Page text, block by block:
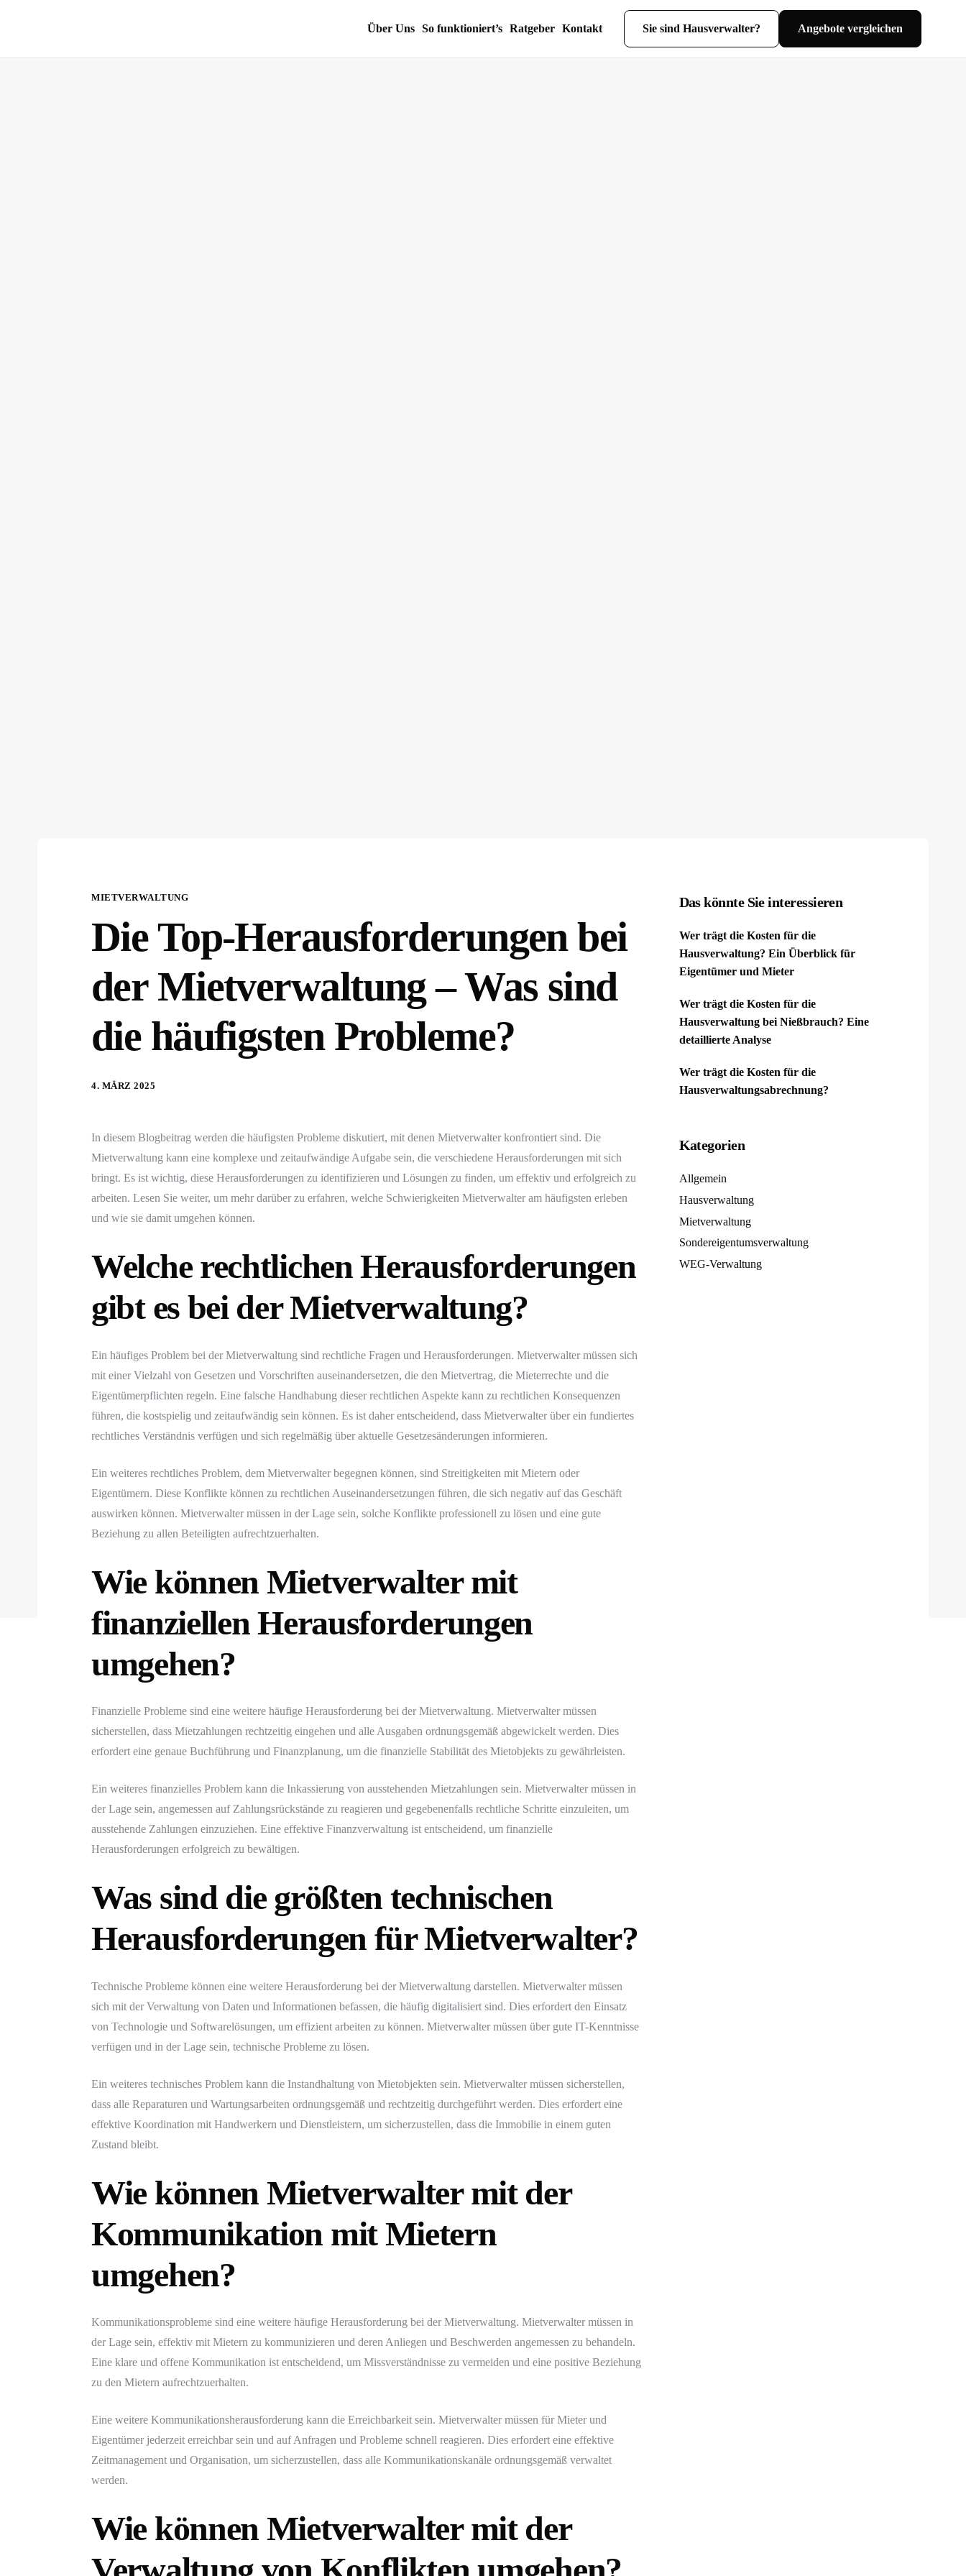
Über Uns So funktioniert’s Ratgeber Kontakt Sie sind Hausverwalter? Angebote vergleichen
MIETVERWALTUNG
Die Top-Herausforderungen bei
der Mietverwaltung – Was sind
die häufigsten Probleme?
4. MÄRZ 2025
In diesem Blogbeitrag werden die häufigsten Probleme diskutiert, mit denen Mietverwalter konfrontiert sind. Die
Mietverwaltung kann eine komplexe und zeitaufwändige Aufgabe sein, die verschiedene Herausforderungen mit sich
bringt. Es ist wichtig, diese Herausforderungen zu identifizieren und Lösungen zu finden, um effektiv und erfolgreich zu
arbeiten. Lesen Sie weiter, um mehr darüber zu erfahren, welche Schwierigkeiten Mietverwalter am häufigsten erleben
und wie sie damit umgehen können.
Welche rechtlichen Herausforderungen
gibt es bei der Mietverwaltung?
Ein häufiges Problem bei der Mietverwaltung sind rechtliche Fragen und Herausforderungen. Mietverwalter müssen sich
mit einer Vielzahl von Gesetzen und Vorschriften auseinandersetzen, die den Mietvertrag, die Mieterrechte und die
Eigentümerpflichten regeln. Eine falsche Handhabung dieser rechtlichen Aspekte kann zu rechtlichen Konsequenzen
führen, die kostspielig und zeitaufwändig sein können. Es ist daher entscheidend, dass Mietverwalter über ein fundiertes
rechtliches Verständnis verfügen und sich regelmäßig über aktuelle Gesetzesänderungen informieren.
Ein weiteres rechtliches Problem, dem Mietverwalter begegnen können, sind Streitigkeiten mit Mietern oder
Eigentümern. Diese Konflikte können zu rechtlichen Auseinandersetzungen führen, die sich negativ auf das Geschäft
auswirken können. Mietverwalter müssen in der Lage sein, solche Konflikte professionell zu lösen und eine gute
Beziehung zu allen Beteiligten aufrechtzuerhalten.
Wie können Mietverwalter mit
finanziellen Herausforderungen
umgehen?
Finanzielle Probleme sind eine weitere häufige Herausforderung bei der Mietverwaltung. Mietverwalter müssen
sicherstellen, dass Mietzahlungen rechtzeitig eingehen und alle Ausgaben ordnungsgemäß abgewickelt werden. Dies
erfordert eine genaue Buchführung und Finanzplanung, um die finanzielle Stabilität des Mietobjekts zu gewährleisten.
Ein weiteres finanzielles Problem kann die Inkassierung von ausstehenden Mietzahlungen sein. Mietverwalter müssen in
der Lage sein, angemessen auf Zahlungsrückstände zu reagieren und gegebenenfalls rechtliche Schritte einzuleiten, um
ausstehende Zahlungen einzuziehen. Eine effektive Finanzverwaltung ist entscheidend, um finanzielle
Herausforderungen erfolgreich zu bewältigen.
Was sind die größten technischen
Herausforderungen für Mietverwalter?
Technische Probleme können eine weitere Herausforderung bei der Mietverwaltung darstellen. Mietverwalter müssen
sich mit der Verwaltung von Daten und Informationen befassen, die häufig digitalisiert sind. Dies erfordert den Einsatz
von Technologie und Softwarelösungen, um effizient arbeiten zu können. Mietverwalter müssen über gute IT-Kenntnisse
verfügen und in der Lage sein, technische Probleme zu lösen.
Ein weiteres technisches Problem kann die Instandhaltung von Mietobjekten sein. Mietverwalter müssen sicherstellen,
dass alle Reparaturen und Wartungsarbeiten ordnungsgemäß und rechtzeitig durchgeführt werden. Dies erfordert eine
effektive Koordination mit Handwerkern und Dienstleistern, um sicherzustellen, dass die Immobilie in einem guten
Zustand bleibt.
Wie können Mietverwalter mit der
Kommunikation mit Mietern
umgehen?
Kommunikationsprobleme sind eine weitere häufige Herausforderung bei der Mietverwaltung. Mietverwalter müssen in
der Lage sein, effektiv mit Mietern zu kommunizieren und deren Anliegen und Beschwerden angemessen zu behandeln.
Eine klare und offene Kommunikation ist entscheidend, um Missverständnisse zu vermeiden und eine positive Beziehung
zu den Mietern aufrechtzuerhalten.
Eine weitere Kommunikationsherausforderung kann die Erreichbarkeit sein. Mietverwalter müssen für Mieter und
Eigentümer jederzeit erreichbar sein und auf Anfragen und Probleme schnell reagieren. Dies erfordert eine effektive
Zeitmanagement und Organisation, um sicherzustellen, dass alle Kommunikationskanäle ordnungsgemäß verwaltet
werden.
Wie können Mietverwalter mit der
Das könnte Sie interessieren
Wer trägt die Kosten für die
Hausverwaltung? Ein Überblick für
Eigentümer und Mieter
Wer trägt die Kosten für die
Hausverwaltung bei Nießbrauch? Eine
detaillierte Analyse
Wer trägt die Kosten für die
Hausverwaltungsabrechnung?
Kategorien
Allgemein
Hausverwaltung
Mietverwaltung
Sondereigentumsverwaltung
WEG-Verwaltung